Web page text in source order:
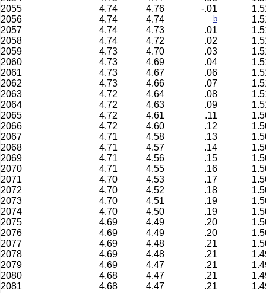
2055
4.74 4.76 -.01
2056
4.74 4.74 b
2057
4.74 4.73 .01
2058
4.74 4.72 .02
2059
4.73 4.70 .03
2060
4.73 4.69 .04
2061
4.73 4.67 .06
2062
4.73 4.66 .07
2063
4.72 4.64 .08
2064
4.72 4.63 .09
2065
4.72 4.61 .11
2066
4.72 4.60 .12
2067
4.71 4.58 .13
2068
4.71 4.57 .14
2069
4.71 4.56 .15
2070
4.71 4.55 .16
2071
4.70 4.53 .17
2072
4.70 4.52 .18
2073
4.70 4.51 .19
2074
4.70 4.50 .19
2075
4.69 4.49 .20
2076
4.69 4.49 .20
2077
4.69 4.48 .21
2078
4.69 4.48 .21
2079
4.69 4.47 .21
2080
4.68 4.47 .21
2081
4.68 4.47 .21